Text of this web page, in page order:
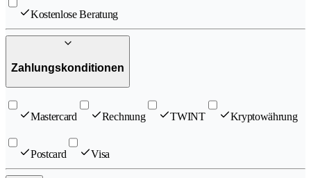
Kostenlose Beratung
Zahlungskonditionen
Mastercard Rechnung TWINT Kryptowährung
Postcard Visa